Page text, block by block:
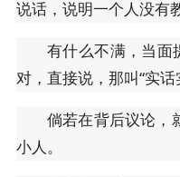
说话，说明一个人没有
有什么不满，当面
对，直接说，那叫“实话
倘若在背后议论，
小人。